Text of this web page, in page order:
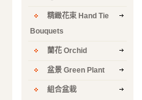
精緻花束 Hand Tie
Bouquets
蘭花 Orchid
盆景 Green Plant
組合盆栽